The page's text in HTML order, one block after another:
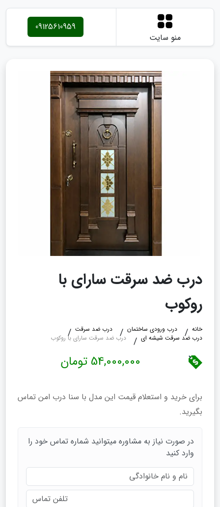
منو سایت
09125610959
درب ضد سرقت سارای با
روکوب
خانه درب ورودی ساختمان
درب ضد سرقت
درب ضد سرقت شیشه ای
درب ضد سرقت سارای با روکوب
54,000,000 تومان
برای خرید و استعلام قیمت این مدل با سنا درب امن تماس
بگیرید.
در صورت نیاز به مشاوره میتوانید شماره تماس خود را
وارد کنید